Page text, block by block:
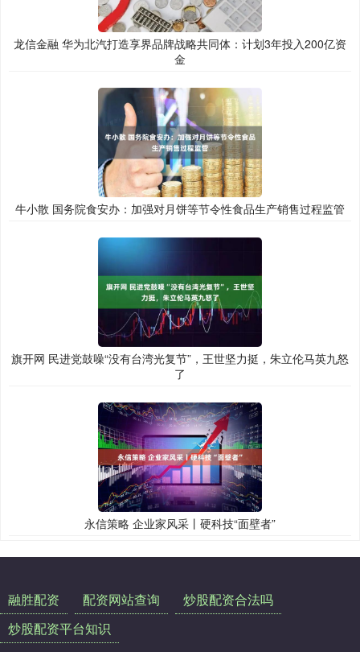
龙信金融 华为北汽打造享界品牌战略共同体：计划3年投入200亿资
金
牛小散 国务院食安办：加强对月饼等节令性食品生产销售过程监管
旗开网 民进党鼓噪“没有台湾光复节”，王世坚力挺，朱立伦马英九怒
了
永信策略 企业家风采丨硬科技“面壁者”
融胜配资 配资网站查询
炒股配资合法吗
炒股配资平台知识